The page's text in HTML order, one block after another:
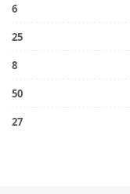
6
25
8
50
27